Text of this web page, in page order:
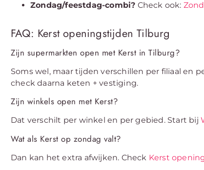
Zondag/feestdag-combi? Check ook:
FAQ: Kerst openingstijden Tilburg
Zijn supermarkten open met Kerst in Tilburg?
Soms wel, maar tijden verschillen per filiaal en
check daarna keten + vestiging.
Zijn winkels open met Kerst?
Dat verschilt per winkel en per gebied. Start bij
Wat als Kerst op zondag valt?
Dan kan het extra afwijken. Check Kerst